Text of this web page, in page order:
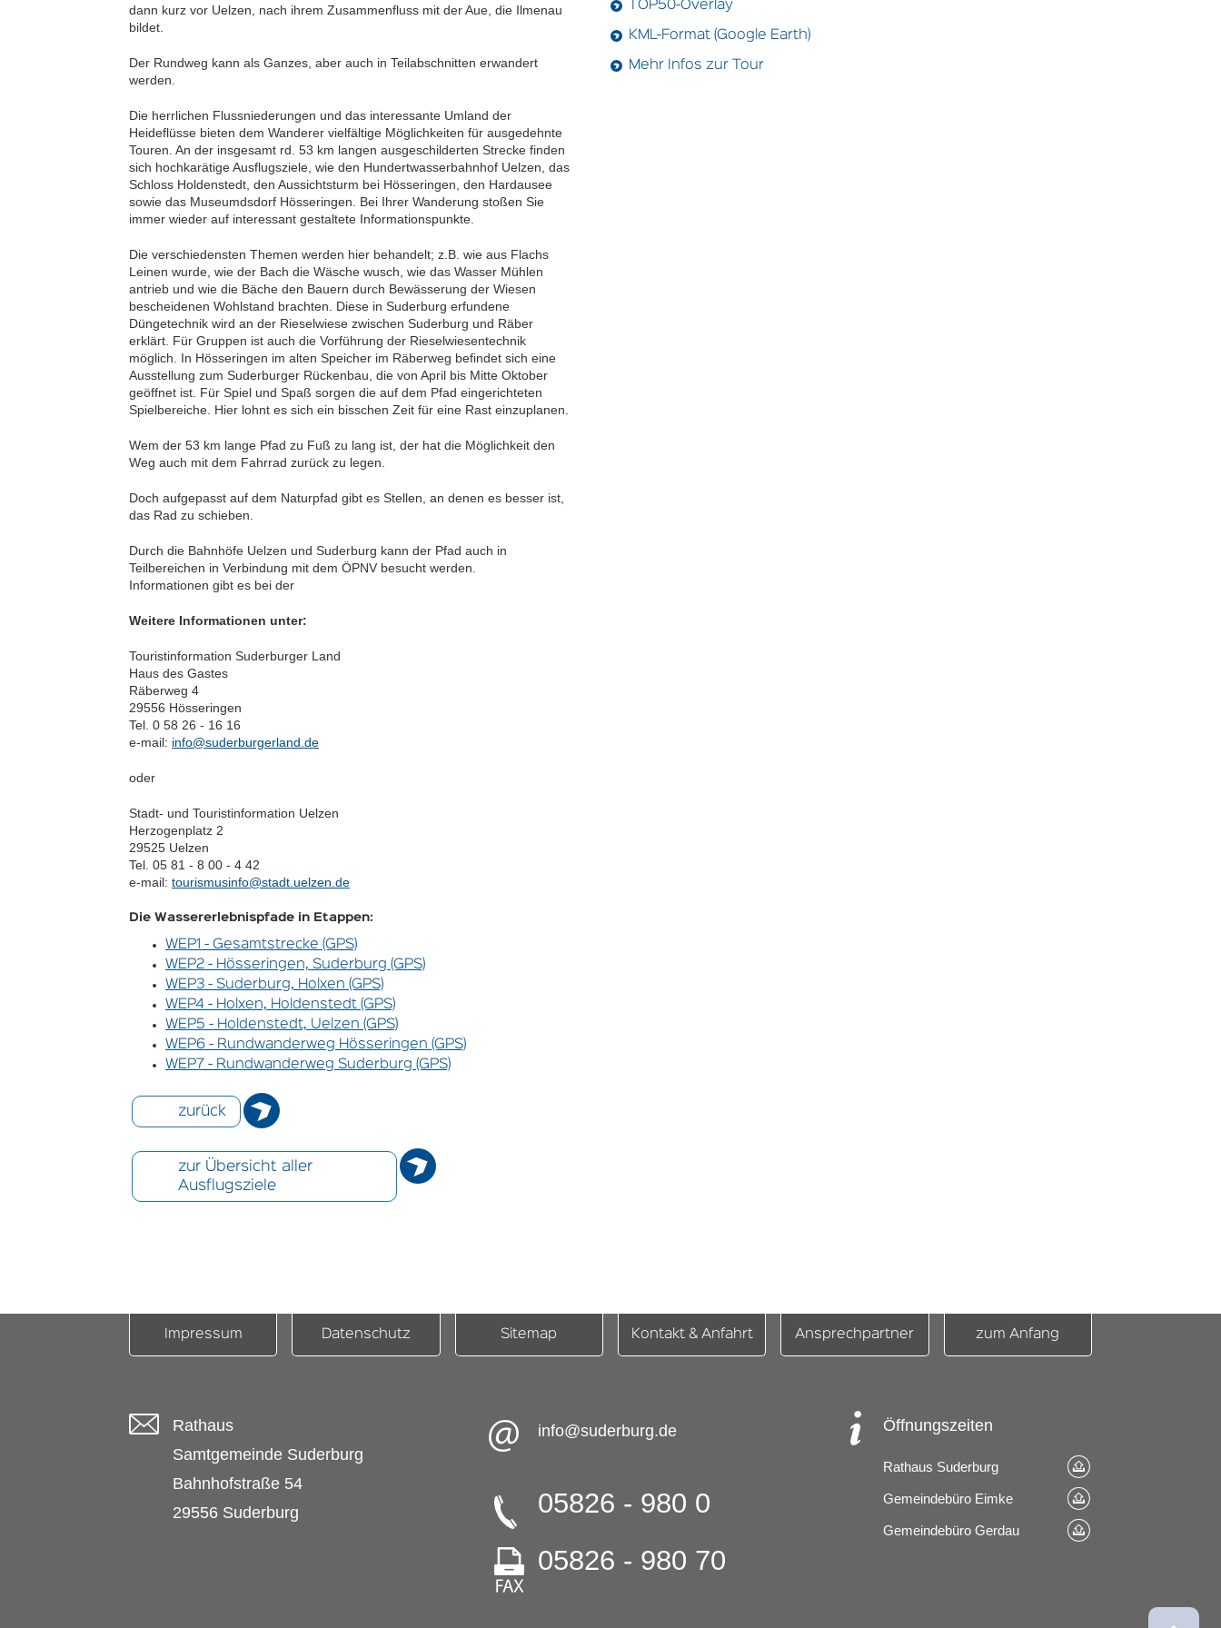
dann kurz vor Uelzen, nach ihrem Zusammenfluss mit der Aue, die Ilmenau
bildet.
Der Rundweg kann als Ganzes, aber auch in Teilabschnitten erwandert
werden.
Die herrlichen Flussniederungen und das interessante Umland der
Heideflüsse bieten dem Wanderer vielfältige Möglichkeiten für ausgedehnte
Touren. An der insgesamt rd. 53 km langen ausgeschilderten Strecke finden
sich hochkarätige Ausflugsziele, wie den Hundertwasserbahnhof Uelzen, das
Schloss Holdenstedt, den Aussichtsturm bei Hösseringen, den Hardausee
sowie das Museumdsdorf Hösseringen. Bei Ihrer Wanderung stoßen Sie
immer wieder auf interessant gestaltete Informationspunkte.
Die verschiedensten Themen werden hier behandelt; z.B. wie aus Flachs
Leinen wurde, wie der Bach die Wäsche wusch, wie das Wasser Mühlen
antrieb und wie die Bäche den Bauern durch Bewässerung der Wiesen
bescheidenen Wohlstand brachten. Diese in Suderburg erfundene
Düngetechnik wird an der Rieselwiese zwischen Suderburg und Räber
erklärt. Für Gruppen ist auch die Vorführung der Rieselwiesentechnik
möglich. In Hösseringen im alten Speicher im Räberweg befindet sich eine
Ausstellung zum Suderburger Rückenbau, die von April bis Mitte Oktober
geöffnet ist. Für Spiel und Spaß sorgen die auf dem Pfad eingerichteten
Spielbereiche. Hier lohnt es sich ein bisschen Zeit für eine Rast einzuplanen.
Wem der 53 km lange Pfad zu Fuß zu lang ist, der hat die Möglichkeit den
Weg auch mit dem Fahrrad zurück zu legen.
Doch aufgepasst auf dem Naturpfad gibt es Stellen, an denen es besser ist,
das Rad zu schieben.
Durch die Bahnhöfe Uelzen und Suderburg kann der Pfad auch in
Teilbereichen in Verbindung mit dem ÖPNV besucht werden.
Informationen gibt es bei der
Weitere Informationen unter:
Touristinformation Suderburger Land
Haus des Gastes
Räberweg 4
29556 Hösseringen
Tel. 0 58 26 - 16 16
e-mail: info@suderburgerland.de
oder
Stadt- und Touristinformation Uelzen
Herzogenplatz 2
29525 Uelzen
Tel. 05 81 - 8 00 - 4 42
e-mail: tourismusinfo@stadt.uelzen.de
Die Wassererlebnispfade in Etappen:
WEP1 - Gesamtstrecke (GPS)
WEP2 - Hösseringen, Suderburg (GPS)
WEP3 - Suderburg, Holxen (GPS)
WEP4 - Holxen, Holdenstedt (GPS)
WEP5 - Holdenstedt, Uelzen (GPS)
WEP6 - Rundwanderweg Hösseringen (GPS)
WEP7 - Rundwanderweg Suderburg (GPS)
TOP50-Overlay
KML-Format (Google Earth)
Mehr Infos zur Tour
zurück
zur Übersicht aller
Ausflugsziele
Impressum Datenschutz Sitemap Kontakt & Anfahrt Ansprechpartner zum Anfang
Rathaus
Samtgemeinde Suderburg
Bahnhofstraße 54
29556 Suderburg
info@suderburg.de
05826 - 980 0
05826 - 980 70
Öffnungszeiten
Rathaus Suderburg
Gemeindebüro Eimke
Gemeindebüro Gerdau